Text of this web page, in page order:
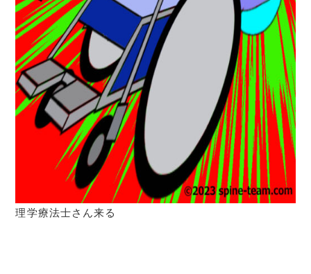
理学療法士さん来る